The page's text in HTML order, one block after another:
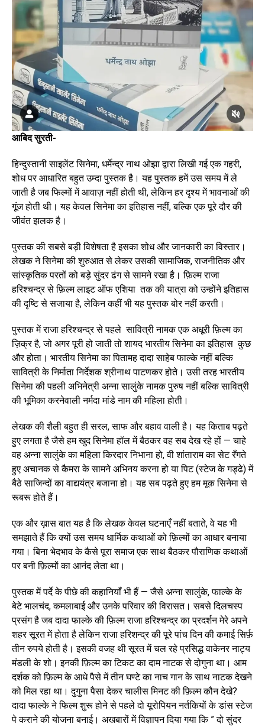
आबिद सुरती-
हिन्दुस्तानी साइलेंट सिनेमा, धर्मेन्द्र नाथ ओझा द्वारा लिखी गई एक गहरी,
शोध पर आधारित बहुत उम्दा पुस्तक है। यह पुस्तक हमें उस समय में ले
जाती है जब फिल्मों में आवाज़ नहीं होती थी, लेकिन हर दृश्य में भावनाओं की
गूंज होती थी। यह केवल सिनेमा का इतिहास नहीं, बल्कि एक पूरे दौर की
जीवंत झलक है।
पुस्तक की सबसे बड़ी विशेषता है इसका शोध और जानकारी का विस्तार।
लेखक ने सिनेमा की शुरुआत से लेकर उसकी सामाजिक, राजनीतिक और
सांस्कृतिक परतों को बड़े सुंदर ढंग से सामने रखा है। फ़िल्म राजा
हरिश्चन्द्र से फ़िल्म लाइट ऑफ एशिया तक की यात्रा को उन्होंने इतिहास
की दृष्टि से सजाया है, लेकिन कहीं भी यह पुस्तक बोर नहीं करती।
पुस्तक में राजा हरिश्चन्द्र से पहले सावित्री नामक एक अधूरी फ़िल्म का
ज़िक्र है, जो अगर पूरी हो जाती तो शायद भारतीय सिनेमा का इतिहास कुछ
और होता। भारतीय सिनेमा का पितामह दादा साहेब फाल्के नहीं बल्कि
सावित्री के निर्माता निर्देशक श्रीनाथ पाटणकर होते। उसी तरह भारतीय
सिनेमा की पहली अभिनेत्री अन्ना सालुंके नामक पुरुष नहीं बल्कि सावित्री
की भूमिका करनेवाली नर्मदा मांडे नाम की महिला होती।
लेखक की शैली बहुत ही सरल, साफ और बहाव वाली है। यह किताब पढ़ते
हुए लगता है जैसे हम खुद सिनेमा हॉल में बैठकर वह सब देख रहे हों — चाहे
वह अन्ना सालुंके का महिला किरदार निभाना हो, वी शांताराम का सेट रँगते
हुए अचानक से कैमरा के सामने अभिनय करना हो या पिट (स्टेज के गड्ढे) में
बैठे साजिन्दों का वाद्ययंत्र बजाना हो। यह सब पढ़ते हुए हम मूक सिनेमा से
रूबरू होते हैं।
एक और ख़ास बात यह है कि लेखक केवल घटनाएँ नहीं बताते, वे यह भी
समझाते हैं कि क्यों उस समय धार्मिक कथाओं को फ़िल्मों का आधार बनाया
गया। बिना भेदभाव के कैसे पूरा समाज एक साथ बैठकर पौराणिक कथाओं
पर बनी फ़िल्मों का आनंद लेता था।
पुस्तक में पर्दे के पीछे की कहानियाँ भी हैं — जैसे अन्ना सालुंके, फाल्के के
बेटे भालचंद, कमलाबाई और उनके परिवार की विरासत। सबसे दिलचस्प
प्रसंग है जब दादा फाल्के की फ़िल्म राजा हरिश्चन्द्र का प्रदर्शन मेरे अपने
शहर सूरत में होता है लेकिन राजा हरिशन्द्र की पूरे पांच दिन की कमाई सिर्फ़
तीन रुपये होती है। इसकी वजह थी सूरत में चल रहे प्रसिद्ध वाकेनर नाट्य
मंडली के शो। इनकी फ़िल्म का टिकट का दाम नाटक से दोगुना था। आम
दर्शक को फ़िल्म के आधे पैसे में तीन घण्टे का नाच गान के साथ नाटक देखने
को मिल रहा था। दुगुना पैसा देकर चालीस मिनट की फ़िल्म कौन देखे?
दादा फाल्के ने फिल्म शुरू होने से पहले दो यूरोपियन नर्तकियों के डांस स्टेज
पे कराने की योजना बनाई। अखबारों में विज्ञापन दिया गया कि ” दो सुंदर